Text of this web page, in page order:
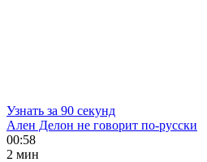
Узнать за 90 секунд
Ален Делон не говорит по-русски
00:58
2 мин